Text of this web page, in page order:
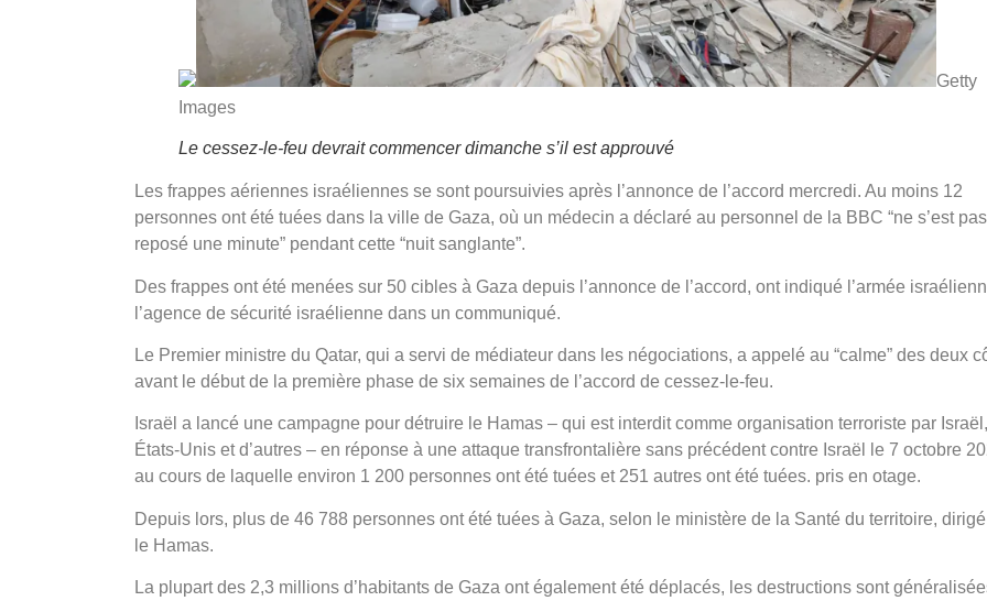
Getty
Images
Le cessez-le-feu devrait commencer dimanche s’il est approuvé
Les frappes aériennes israéliennes se sont poursuivies après l’annonce de l’accord mercredi. Au moins 12
personnes ont été tuées dans la ville de Gaza, où un médecin a déclaré au personnel de la BBC “ne s’est pas
reposé une minute” pendant cette “nuit sanglante”.
Des frappes ont été menées sur 50 cibles à Gaza depuis l’annonce de l’accord, ont indiqué l’armée
l’agence de sécurité israélienne dans un communiqué.
Le Premier ministre du Qatar, qui a servi de médiateur dans les négociations, a appelé au “calme” des deux
avant le début de la première phase de six semaines de l’accord de cessez-le-feu.
Israël a lancé une campagne pour détruire le Hamas – qui est interdit comme organisation terroriste par
États-Unis et d’autres – en réponse à une attaque transfrontalière sans précédent contre Israël le 7 octobre
au cours de laquelle environ 1 200 personnes ont été tuées et 251 autres ont été tuées. pris en otage.
Depuis lors, plus de 46 788 personnes ont été tuées à Gaza, selon le ministère de la Santé du territoire,
le Hamas.
La plupart des 2,3 millions d’habitants de Gaza ont également été déplacés, les destructions sont